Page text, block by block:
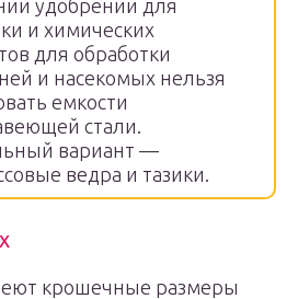
удобрений для
и химических
для обработки
и насекомых нельзя
емкости
стали.
вариант —
ведра и тазики.
крошечные размеры